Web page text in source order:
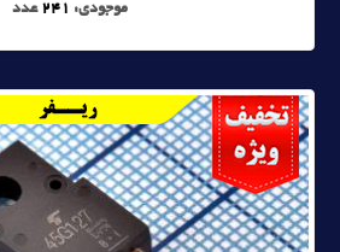
موجودی: 241 عدد